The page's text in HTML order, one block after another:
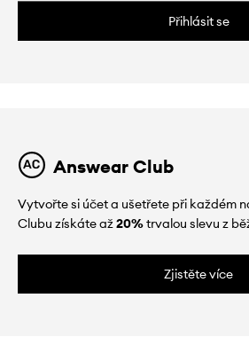
Přihlásit se
Answear Club
Vytvořte si účet a ušetřete při každém
Clubu získáte až20%trvalou slevu z
Zjistěte více